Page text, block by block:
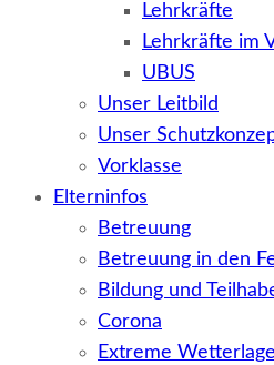
Lehrkräfte
Lehrkräfte im
UBUS
Unser Leitbild
Unser
Vorklasse
Elterninfos
Betreuung
Betreuung in den
Bildung und
Corona
Extreme